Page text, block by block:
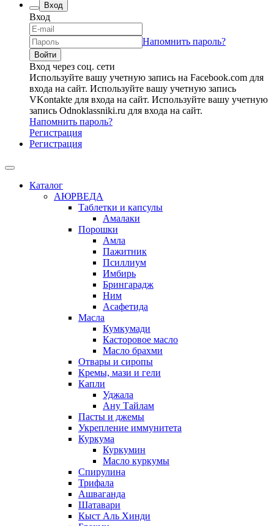
Вход
Вход
Напомнить пароль?
Вход через соц. сети
Используйте вашу учетную запись на Facebook.com для
входа на сайт. Используйте вашу учетную запись
VKontakte для входа на сайт. Используйте вашу учетную
запись Odnoklassniki.ru для входа на сайт.
Напомнить пароль?
Регистрация
Регистрация
Каталог
АЮРВЕДА
Таблетки и капсулы
Амалаки
Порошки
Амла
Пажитник
Псиллиум
Имбирь
Брингарадж
Ним
Асафетида
Масла
Кумкумади
Касторовое масло
Масло брахми
Отвары и сиропы
Кремы, мази и гели
Капли
Уджала
Ану Тайлам
Пасты и джемы
Укрепление иммунитета
Куркума
Куркумин
Масло куркумы
Спирулина
Трифала
Ашваганда
Шатавари
Кыст Аль Хинди